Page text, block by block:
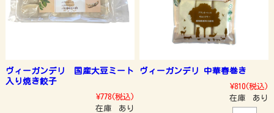
ヴィーガンデリ 国産大豆ミート
入り焼き餃子
¥778(税込)
在庫 あり
ヴィーガンデリ 中華春巻き
¥810(税込)
在庫 あり